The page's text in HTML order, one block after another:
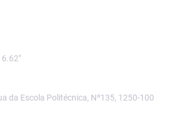
6.62"
da Escola Politécnica, Nº135, 1250-100